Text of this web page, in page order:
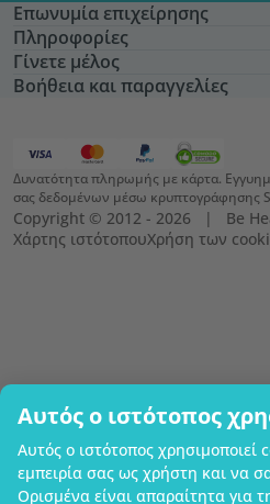
Αυτός ο ιστότοπος
Αυτός ο ιστότοπος χρησιμοποιεί
εμπειρία σας ως χρήστη και να
Ορισμένα είναι απαραίτητα για
Επωνυμία επιχείρησης
Πληροφορίες
Γίνετε μέλος
Βοήθεια και παραγγελίες
Δυνατότητα πληρωμής με κάρτα.
σας δεδομένων μέσω κρυπτογράφησης
Copyright © 2012 - 2026   |   Be
Χάρτης ιστότοπουΧρήση των